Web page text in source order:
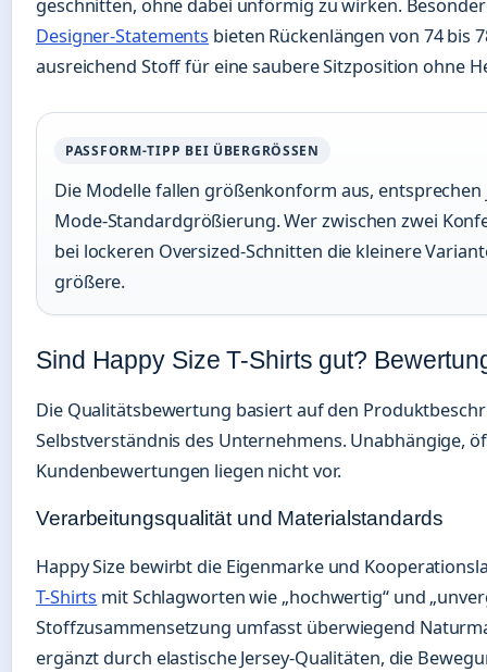
geschnitten, ohne dabei unförmig zu wirken.
Designer-Statements bieten Rückenlängen von 74 bis
ausreichend Stoff für eine saubere Sitzposition ohne
PASSFORM-TIPP BEI ÜBERGRÖSSEN
Die Modelle fallen größenkonform aus,
Mode-Standardgrößierung. Wer zwischen zwei
bei lockeren Oversized-Schnitten die kleinere
größere.
Sind Happy Size T-Shirts gut?
Die Qualitätsbewertung basiert auf den
Selbstverständnis des Unternehmens. Unabhängige,
Kundenbewertungen liegen nicht vor.
Verarbeitungsqualität und Materialstandards
Happy Size bewirbt die Eigenmarke und
T-Shirts mit Schlagworten wie „hochwertig“ und
Stoffzusammensetzung umfasst überwiegend
ergänzt durch elastische Jersey-Qualitäten, die